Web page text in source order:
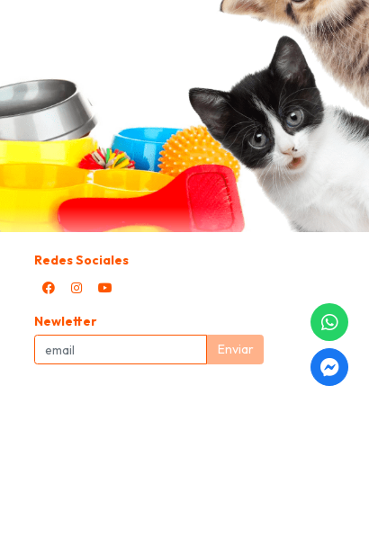
Redes Sociales
Newletter
Enviar